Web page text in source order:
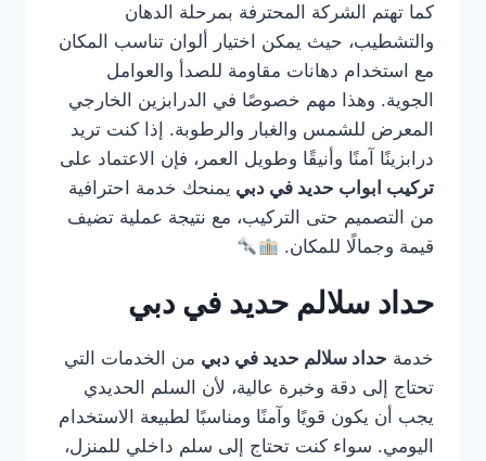
كما تهتم الشركة المحترفة بمرحلة الدهان
والتشطيب، حيث يمكن اختيار ألوان تناسب المكان
مع استخدام دهانات مقاومة للصدأ والعوامل
الجوية. وهذا مهم خصوصًا في الدرابزين الخارجي
المعرض للشمس والغبار والرطوبة. إذا كنت تريد
درابزينًا آمنًا وأنيقًا وطويل العمر، فإن الاعتماد على
تركيب ابواب حديد في دبي يمنحك خدمة احترافية
من التصميم حتى التركيب، مع نتيجة عملية تضيف
قيمة وجمالًا للمكان.
حداد سلالم حديد في دبي
خدمة حداد سلالم حديد في دبي من الخدمات التي
تحتاج إلى دقة وخبرة عالية، لأن السلم الحديدي
يجب أن يكون قويًا وآمنًا ومناسبًا لطبيعة الاستخدام
اليومي. سواء كنت تحتاج إلى سلم داخلي للمنزل،